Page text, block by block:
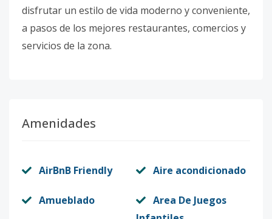
disfrutar un estilo de vida moderno y conveniente,
a pasos de los mejores restaurantes, comercios y
servicios de la zona.
Amenidades
AirBnB Friendly Aire acondicionado
Amueblado
Area De Juegos